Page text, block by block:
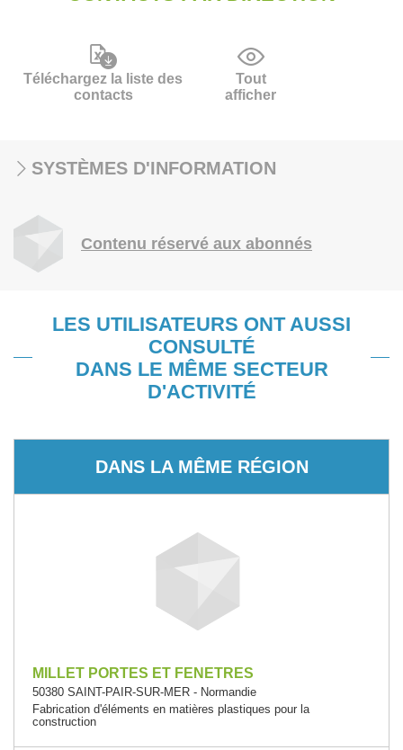
Téléchargez la liste des
contacts
Tout
afficher
SYSTÈMES D'INFORMATION
Contenu réservé aux abonnés
LES UTILISATEURS ONT AUSSI
CONSULTÉ
DANS LE MÊME SECTEUR
D'ACTIVITÉ
DANS LA MÊME RÉGION
MILLET PORTES ET FENETRES
50380 SAINT-PAIR-SUR-MER - Normandie
Fabrication d'éléments en matières plastiques pour la
construction